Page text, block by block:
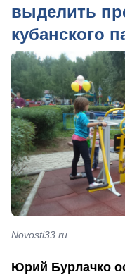
выделить
кубанского
Novosti33.ru
Юрий Бурлачко